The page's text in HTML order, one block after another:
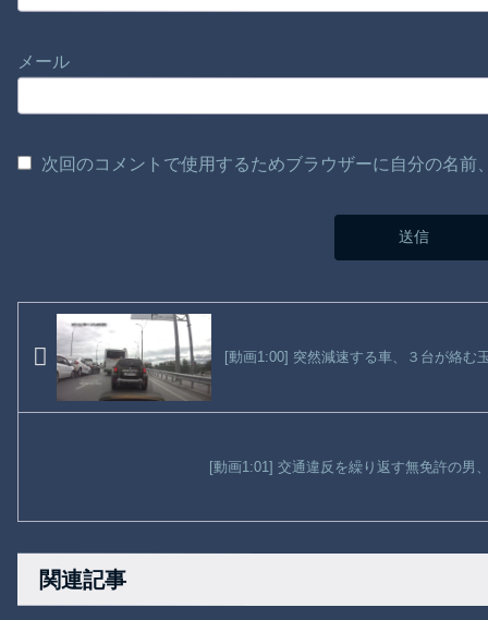
メール
次回のコメントで使用するためブラウザーに自分の名
[動画1:00] 突然減速する車、３台が絡む
[動画1:01] 交通違反を繰り返す無免許の男
関連記事